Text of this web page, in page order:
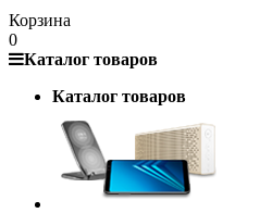
Корзина
0
Каталог товаров
Каталог товаров